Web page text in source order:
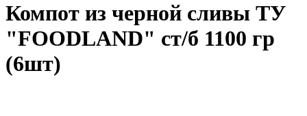
Компот из черной сливы ТУ
"FOODLAND" ст/б 1100 гр
(6шт)